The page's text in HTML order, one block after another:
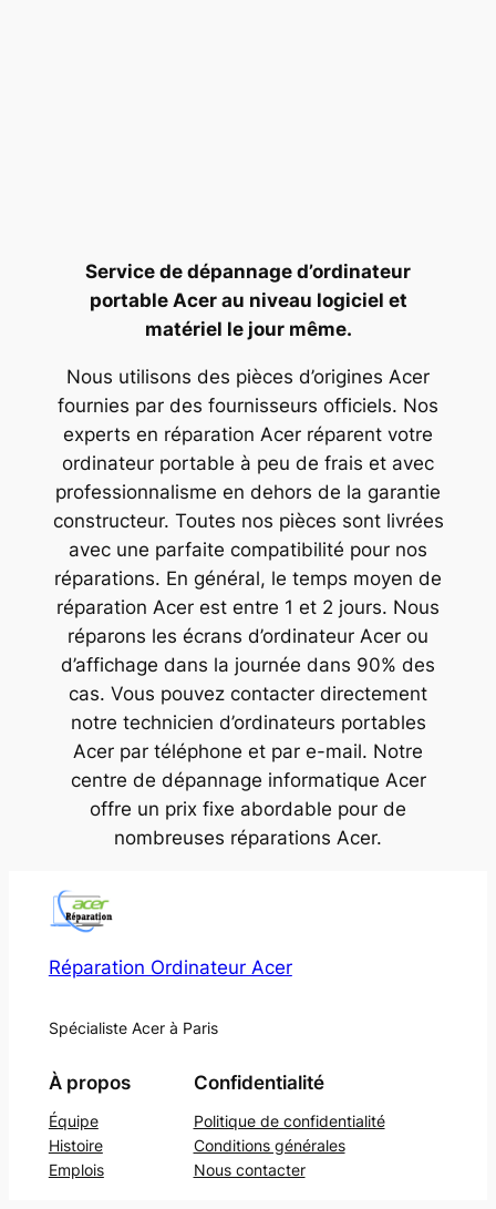
Service de dépannage d’ordinateur
portable Acer au niveau logiciel et
matériel le jour même.
Nous utilisons des pièces d’origines Acer
fournies par des fournisseurs officiels. Nos
experts en réparation Acer réparent votre
ordinateur portable à peu de frais et avec
professionnalisme en dehors de la garantie
constructeur. Toutes nos pièces sont livrées
avec une parfaite compatibilité pour nos
réparations. En général, le temps moyen de
réparation Acer est entre 1 et 2 jours. Nous
réparons les écrans d’ordinateur Acer ou
d’affichage dans la journée dans 90% des
cas. Vous pouvez contacter directement
notre technicien d’ordinateurs portables
Acer par téléphone et par e-mail. Notre
centre de dépannage informatique Acer
offre un prix fixe abordable pour de
nombreuses réparations Acer.
Réparation Ordinateur Acer
Spécialiste Acer à Paris
À propos
Équipe
Histoire
Emplois
Confidentialité
Politique de confidentialité
Conditions générales
Nous contacter